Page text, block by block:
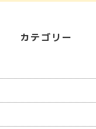
カテゴリー